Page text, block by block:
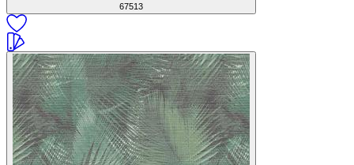
67513